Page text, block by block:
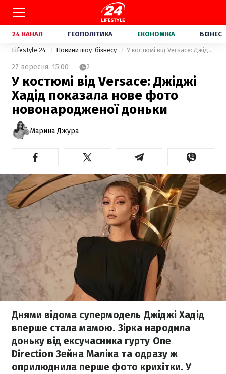
24 КАНАЛ ГЕОПОЛІТИКА ЕКОНОМІКА БІЗНЕС
Lifestyle 24 Новини шоу-бізнесу У костюмі від Versace: Джіджі Хадід показала нове фото новонародженої доньки
27 вересня, 15:00 2
У костюмі від Versace: Джіджі
Хадід показала нове фото
новонародженої доньки
Марина Джура
Днями відома супермодель Джіджі Хадід
вперше стала мамою. Зірка народила
доньку від ексучасника гурту One
Direction Зейна Маліка та одразу ж
оприлюднила перше фото крихітки. У